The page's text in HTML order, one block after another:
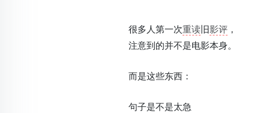
很多人第一次重读旧影评 ，
注意到的并不是电影本身。
而是这些东西：
句子是不是太急